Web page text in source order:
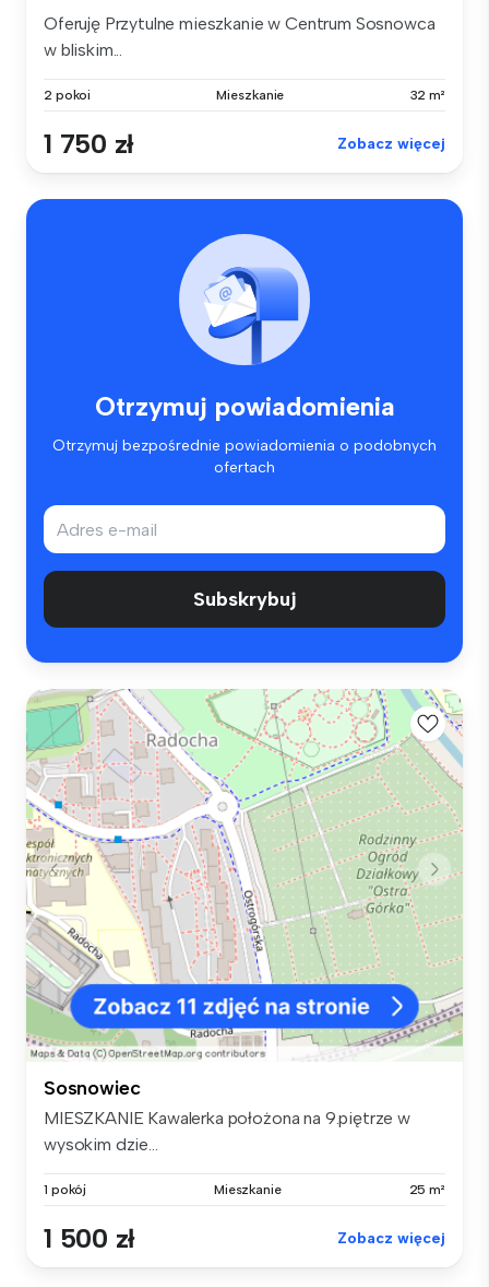
Oferuję Przytulne mieszkanie w Centrum Sosnowca
w bliskim...
2 pokoi Mieszkanie 32 m²
1 750 zł Zobacz więcej
Otrzymuj powiadomienia
Otrzymuj bezpośrednie powiadomienia o podobnych
ofertach
Subskrybuj
Sosnowiec
MIESZKANIE Kawalerka położona na 9.piętrze w
wysokim dzie...
1 pokój Mieszkanie 25 m²
1 500 zł Zobacz więcej